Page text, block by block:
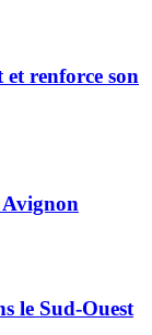
et renforce son
le Sud-Ouest